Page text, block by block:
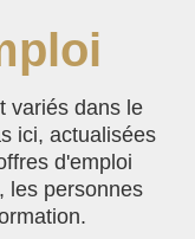
variés dans le
ici, actualisées
d'emploi
les personnes